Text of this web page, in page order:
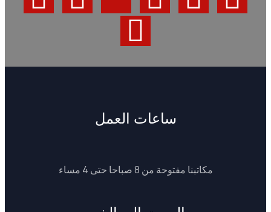
ساعات العمل
مكاتبنا مفتوحة من 8 صباحا حتى 4 مساء